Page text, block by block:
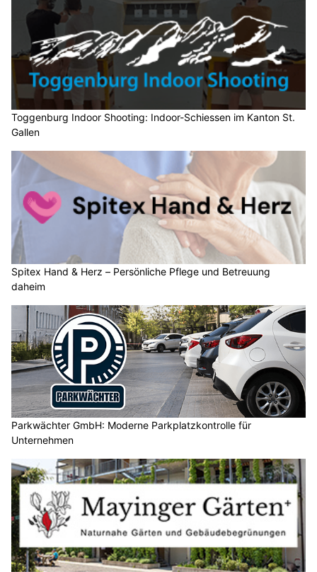
Toggenburg Indoor Shooting: Indoor-Schiessen im Kanton St.
Gallen
Spitex Hand & Herz – Persönliche Pflege und Betreuung
daheim
Parkwächter GmbH: Moderne Parkplatzkontrolle für
Unternehmen